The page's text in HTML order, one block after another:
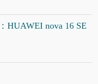
HUAWEI nova 16 SE